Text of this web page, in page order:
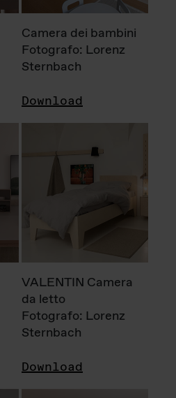
Camera dei bambini
Fotografo: Lorenz
Sternbach
Download
VALENTIN Camera
da letto
Fotografo: Lorenz
Sternbach
Download